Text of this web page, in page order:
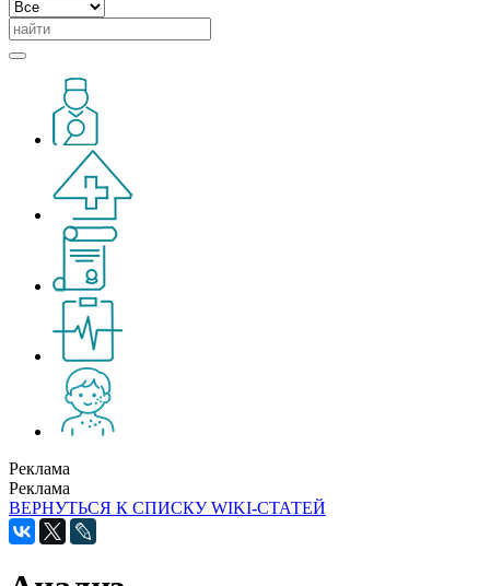
Реклама
Реклама
ВЕРНУТЬСЯ К СПИСКУ WIKI-СТАТЕЙ